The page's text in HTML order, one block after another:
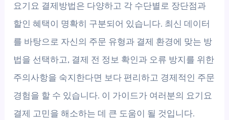
요기요 결제방법은 다양하고 각 수단별로 장단점과
할인 혜택이 명확히 구분되어 있습니다. 최신 데이터
를 바탕으로 자신의 주문 유형과 결제 환경에 맞는 방
법을 선택하고, 결제 전 정보 확인과 오류 방지를 위한
주의사항을 숙지한다면 보다 편리하고 경제적인 주문
경험을 할 수 있습니다. 이 가이드가 여러분의 요기요
결제 고민을 해소하는 데 큰 도움이 될 것입니다.